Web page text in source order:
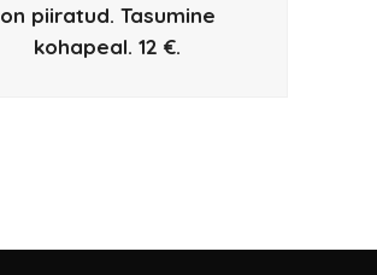
on piiratud. Tasumine
kohapeal. 12 €.